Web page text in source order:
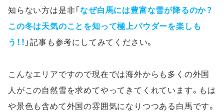
知らない方は是非「なぜ白馬には豊富な雪が降るのか？
この冬は天気のことを知って極上パウダーを楽しも
う！！ 」記事も参考にしてみてください。
こんなエリアですので現在では海外からも多くの外国
人がこの自然雪を求めてやってきてくれています。もは
や景色も含めて外国の雰囲気になりつつある白馬です。